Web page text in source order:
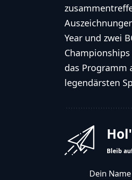
Year und zwei
das Programm
legendärsten
Bleib
Dein Name